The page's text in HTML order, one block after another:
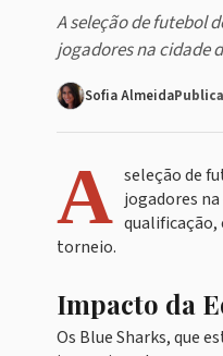
A seleção de futebol
jogadores na cidade
Sofia Almeida
A seleção de
jogadores
qualificação,
torneio.
Impacto da
Os Blue Sharks, que